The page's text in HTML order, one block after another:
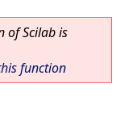
of Scilab is
function